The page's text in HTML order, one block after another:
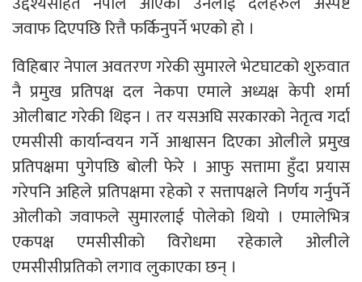
जवाफ दिएपछि रित्तै फर्किनुपर्ने भएको हो ।
विहिबार नेपाल अवतरण गरेकी सुमारले भेटघाटको शुरुवात
नै प्रमुख प्रतिपक्ष दल नेकपा एमाले अध्यक्ष केपी शर्मा
ओलीबाट गरेकी थिइन । तर यसअघि सरकारको नेतृत्व गर्दा
एमसीसी कार्यान्वयन गर्ने आश्वासन दिएका ओलीले प्रमुख
प्रतिपक्षमा पुगेपछि बोली फेरे । आफु सत्तामा हुँदा प्रयास
गरेपनि अहिले प्रतिपक्षमा रहेको र सत्तापक्षले निर्णय गर्नुपर्ने
ओलीको जवाफले सुमारलाई पोलेको थियो । एमालेभित्र
एकपक्ष एमसीसीको विरोधमा रहेकाले ओलीले
एमसीसीप्रतिको लगाव लुकाएका छन् ।